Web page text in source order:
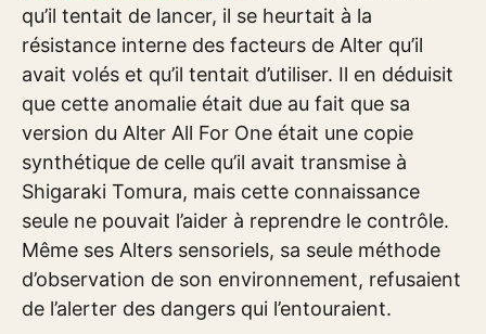
qu’il tentait de lancer, il se heurtait à la
résistance interne des facteurs de Alter qu’il
avait volés et qu’il tentait d’utiliser. Il en déduisit
que cette anomalie était due au fait que sa
version du Alter All For One était une copie
synthétique de celle qu’il avait transmise à
Shigaraki Tomura, mais cette connaissance
seule ne pouvait l’aider à reprendre le contrôle.
Même ses Alters sensoriels, sa seule méthode
d’observation de son environnement, refusaient
de l’alerter des dangers qui l’entouraient.